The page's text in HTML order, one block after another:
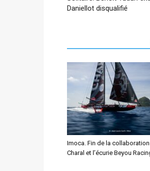
Daniellot disqualifié
Imoca. Fin de la
Charal et l’écurie Beyou